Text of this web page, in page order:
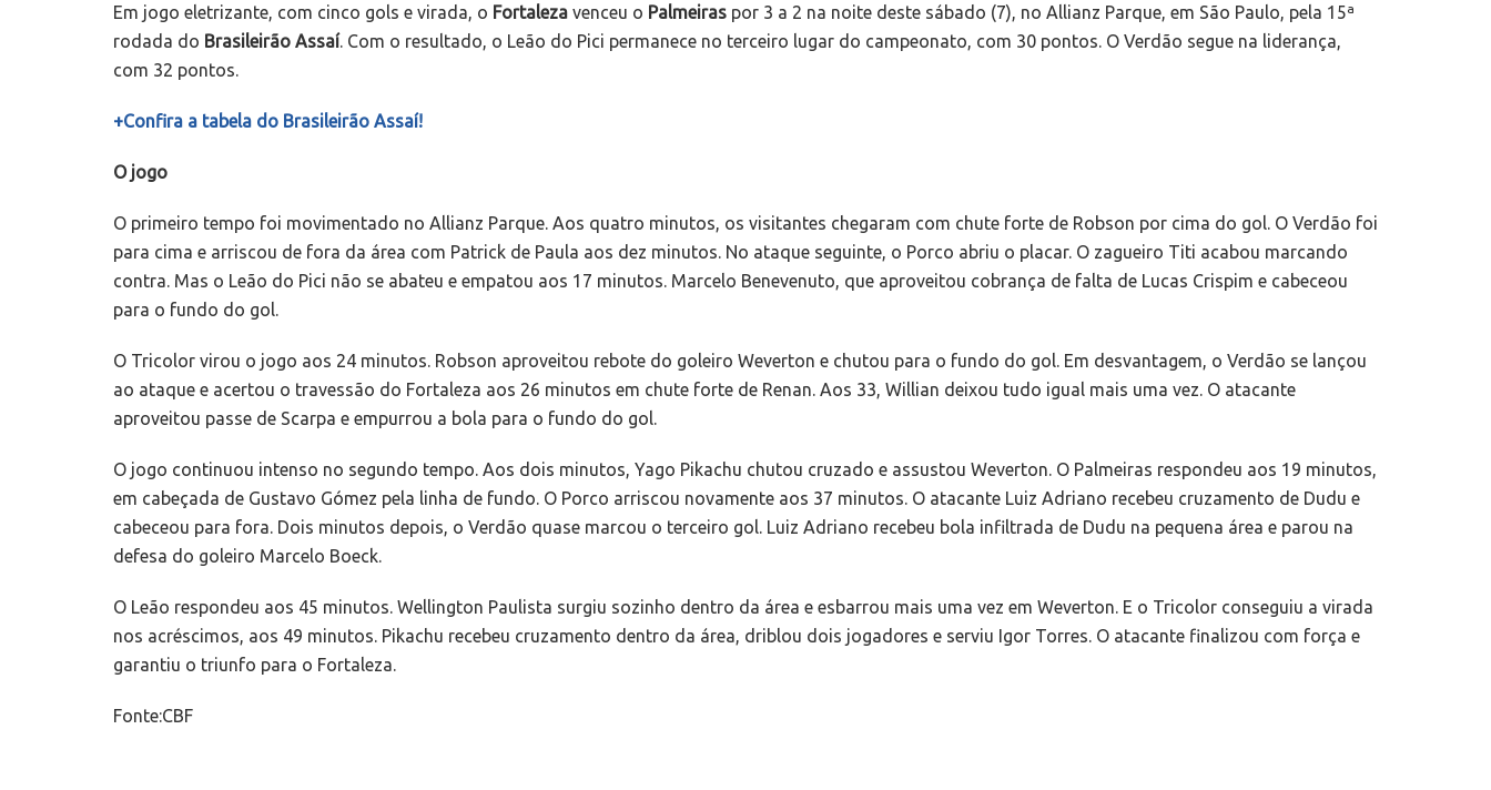
Em jogo eletrizante, com cinco gols e virada, o Fortaleza venceu o Palmeiras por 3 a 2 na noite deste sábado (7), no Allianz Parque, em São Paulo, pela 15ª
rodada do Brasileirão Assaí. Com o resultado, o Leão do Pici permanece no terceiro lugar do campeonato, com 30 pontos. O Verdão segue na liderança,
com 32 pontos.
+Confira a tabela do Brasileirão Assaí!
O jogo
O primeiro tempo foi movimentado no Allianz Parque. Aos quatro minutos, os visitantes chegaram com chute forte de Robson por cima do gol. O Verdão foi
para cima e arriscou de fora da área com Patrick de Paula aos dez minutos. No ataque seguinte, o Porco abriu o placar. O zagueiro Titi acabou marcando
contra. Mas o Leão do Pici não se abateu e empatou aos 17 minutos. Marcelo Benevenuto, que aproveitou cobrança de falta de Lucas Crispim e cabeceou
para o fundo do gol.
O Tricolor virou o jogo aos 24 minutos. Robson aproveitou rebote do goleiro Weverton e chutou para o fundo do gol. Em desvantagem, o Verdão se lançou
ao ataque e acertou o travessão do Fortaleza aos 26 minutos em chute forte de Renan. Aos 33, Willian deixou tudo igual mais uma vez. O atacante
aproveitou passe de Scarpa e empurrou a bola para o fundo do gol.
O jogo continuou intenso no segundo tempo. Aos dois minutos, Yago Pikachu chutou cruzado e assustou Weverton. O Palmeiras respondeu aos 19 minutos,
em cabeçada de Gustavo Gómez pela linha de fundo. O Porco arriscou novamente aos 37 minutos. O atacante Luiz Adriano recebeu cruzamento de Dudu e
cabeceou para fora. Dois minutos depois, o Verdão quase marcou o terceiro gol. Luiz Adriano recebeu bola infiltrada de Dudu na pequena área e parou na
defesa do goleiro Marcelo Boeck.
O Leão respondeu aos 45 minutos. Wellington Paulista surgiu sozinho dentro da área e esbarrou mais uma vez em Weverton. E o Tricolor conseguiu a virada
nos acréscimos, aos 49 minutos. Pikachu recebeu cruzamento dentro da área, driblou dois jogadores e serviu Igor Torres. O atacante finalizou com força e
garantiu o triunfo para o Fortaleza.
Fonte:CBF